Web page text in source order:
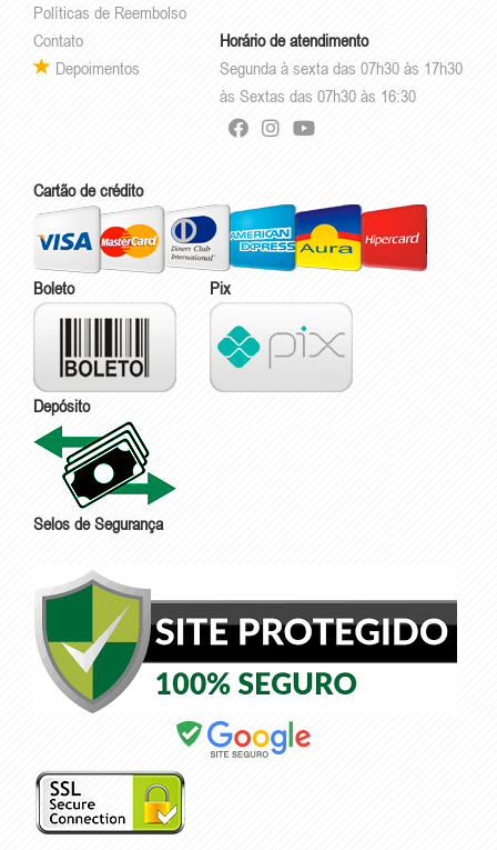
Políticas de Reembolso
Contato
Depoimentos
Horário de atendimento
Segunda à sexta das 07h30 às 17h30
às Sextas das 07h30 às 16:30
Cartão de crédito
Boleto Pix
Depósito
Selos de Segurança